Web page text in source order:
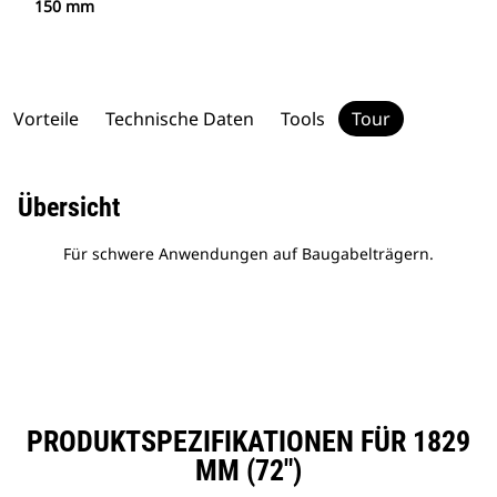
150 mm
Vorteile Technische Daten Tools Tour
Übersicht
Für schwere Anwendungen auf Baugabelträgern.
PRODUKTSPEZIFIKATIONEN FÜR 1829
MM (72″)